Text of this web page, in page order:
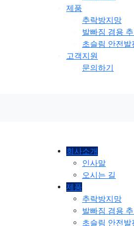
제품
추락방지망
발빠짐 겸용
초슬림 안전발
고객지원
문의하기
회사소개
인사말
오시는 길
제품
추락방지망
발빠짐 겸용
초슬림 안전발